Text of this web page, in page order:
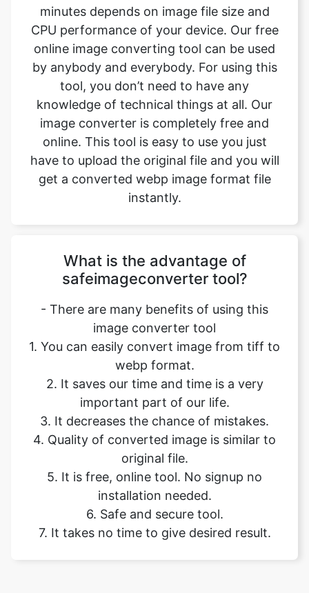
by anybody and everybody. For using this
tool, you don’t need to have any
knowledge of technical things at all. Our
image converter is completely free and
online. This tool is easy to use you just
have to upload the original file and you will
get a converted webp image format file
instantly.
What is the advantage of
image converter tool
1. You can easily convert image from tiff to
webp format.
2. It saves our time and time is a very
important part of our life.
3. It decreases the chance of mistakes.
4. Quality of converted image is similar to
original file.
5. It is free, online tool. No signup no
installation needed.
6. Safe and secure tool.
7. It takes no time to give desired result.